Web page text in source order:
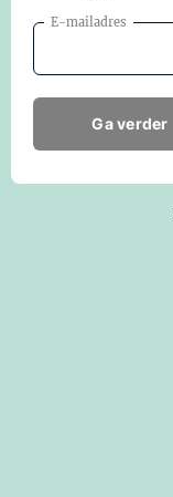
E-mailadres
Ga verder